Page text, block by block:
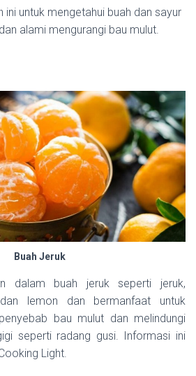
ini untuk mengetahui buah dan sayur
alami mengurangi bau mulut.
Buah Jeruk
dalam buah jeruk seperti jeruk,
lemon dan bermanfaat untuk
bau mulut dan melindungi
seperti radang gusi. Informasi ini
Light.